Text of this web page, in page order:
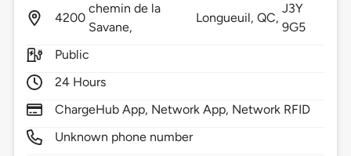
4200
chemin de la
Savane,
Longueuil,QC,
J3Y
9G5
Public
24 Hours
ChargeHub App, Network App, Network RFID
Unknown phone number